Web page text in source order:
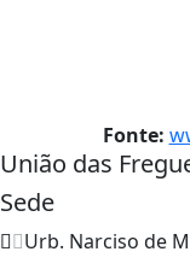
Fonte:
União das
Sede
Urb. Narciso de